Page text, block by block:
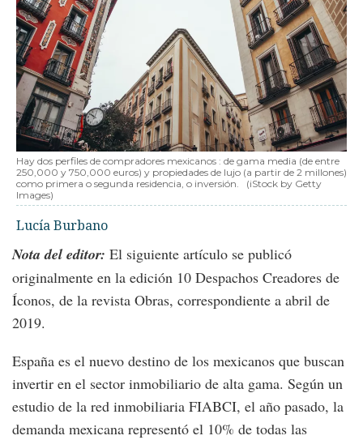
Hay dos perfiles de compradores mexicanos : de gama media (de entre
250,000 y 750,000 euros) y propiedades de lujo (a partir de 2 millones)
como primera o segunda residencia, o inversión.
(iStock by Getty
Images)
Lucía Burbano
Nota del editor: El siguiente artículo se publicó
originalmente en la edición 10 Despachos Creadores de
Íconos, de la revista Obras, correspondiente a abril de
2019.
España es el nuevo destino de los mexicanos que buscan
invertir en el sector inmobiliario de alta gama. Según un
estudio de la red inmobiliaria FIABCI, el año pasado, la
demanda mexicana representó el 10% de todas las